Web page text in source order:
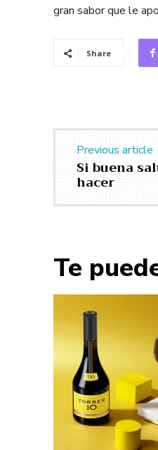
gran sabor que le
Share
Previous article
Si buena
hacer
Te